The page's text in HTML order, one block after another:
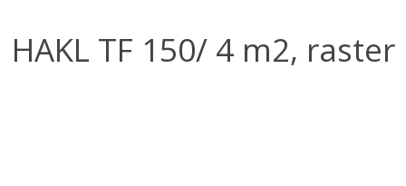
HAKL TF 150/ 4 m2, raster